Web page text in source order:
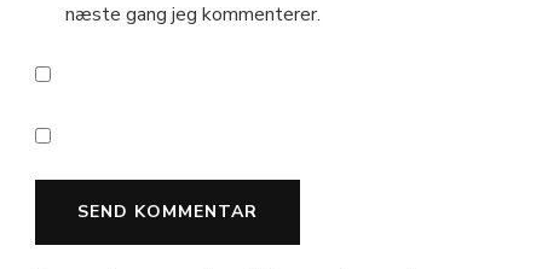
næste gang jeg kommenterer.